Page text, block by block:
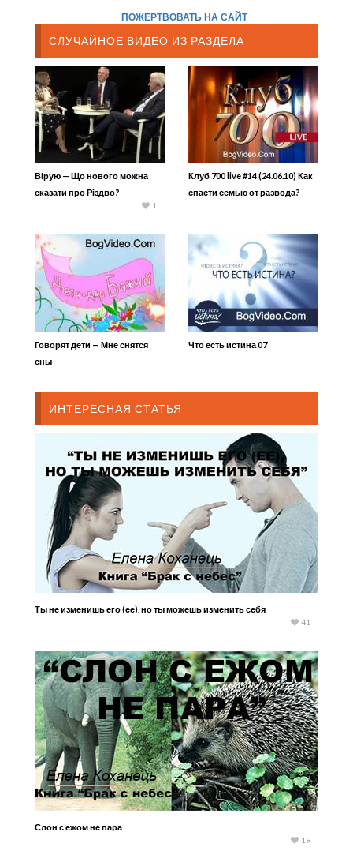
ПОЖЕРТВОВАТЬ НА САЙТ
СЛУЧАЙНОЕ ВИДЕО ИЗ РАЗДЕЛА
Вірую — Що нового можна
сказати про Різдво?
1
Клуб 700 live #14 (24.06.10) Как
спасти семью от развода?
Говорят дети — Мне снятся
сны
Что есть истина 07
ИНТЕРЕСНАЯ СТАТЬЯ
Ты не изменишь его (ее), но ты можешь изменить себя
41
Слон с ежом не пара
19